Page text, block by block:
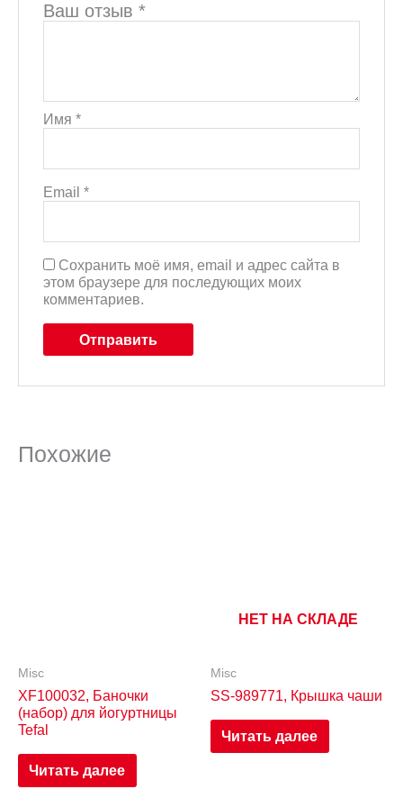
Ваш отзыв*
Имя*
Email*
Сохранить моё имя, email и адрес сайта в
этом браузере для последующих моих
комментариев.
Похожие
Misc
XF100032, Баночки
(набор) для йогуртницы
Tefal
Читать далее
НЕТ НА СКЛАДЕ
Misc
SS-989771, Крышка чаши
Читать далее